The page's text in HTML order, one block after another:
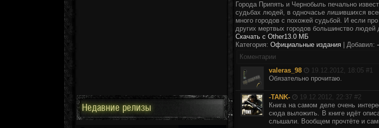
Города Припять и Чернобыль печально
судьбах людей, в одночасье лишившихся
много городов с похожей судьбой. И если
других мертвых городов большинство людей
Скачать с Other13.0 МБ
Категория: Официальные издания | Добавил:
Коментарии
valeras_98
19.12.2012, 18:05 #1
Обязательно прочитаю.
-TANK- 19.12.2012, 22:37 #2
Книга на самом деле очень
сюда выложить. В книге идёт
слышали. Вообщем прочтёте и
Недавние релизы